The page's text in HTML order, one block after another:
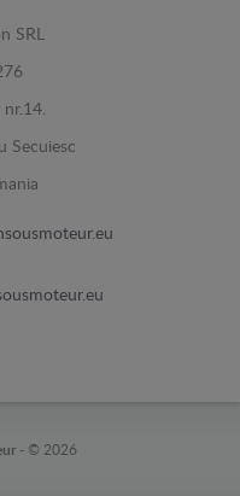
SRL
nr.14.
Secuiesc
- © 2026